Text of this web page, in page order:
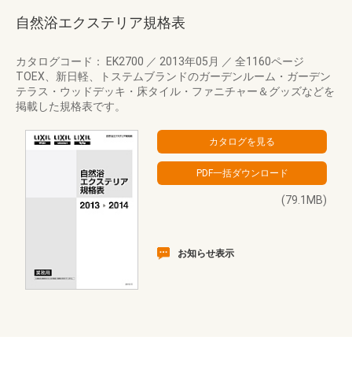
自然浴エクステリア規格表
カタログコード： EK2700 ／ 2013年05月 ／ 全1160ページ
TOEX、新日軽、トステムブランドのガーデンルーム・ガーデン
テラス・ウッドデッキ・床タイル・ファニチャー＆グッズなどを
掲載した規格表です。
(79.1MB)
お知らせ表示